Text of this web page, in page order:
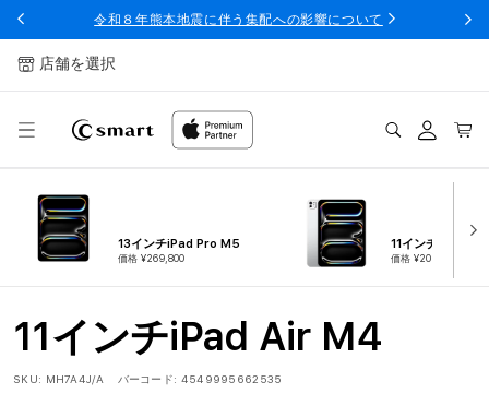
プ
令和８年熊本地震に伴う集配への影響について
店舗を選択
イン
ト
13インチiPad Pro M5
価格 ¥269,800
11インチiPad
価格 ¥209,800
11インチiPad Air M4
SKU: MH7A4J/A バーコード: 4549995662535